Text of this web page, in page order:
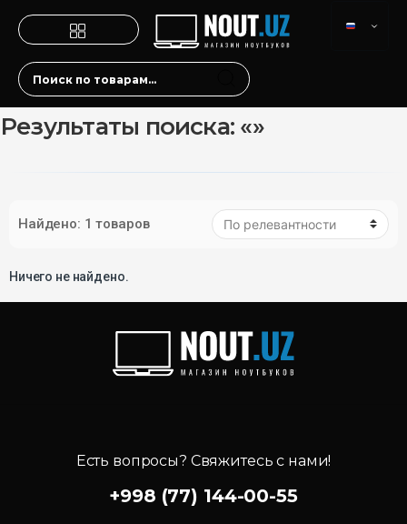
Результаты поиска: «»
Найдено: 1 товаров
Ничего не найдено.
Есть вопросы? Свяжитесь с нами!
+998 (77) 144-00-55